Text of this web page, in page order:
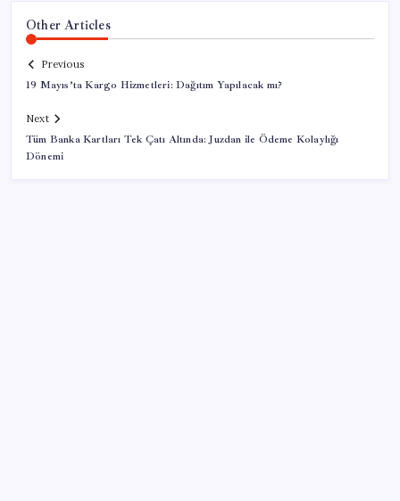
Other Articles
Previous
19 Mayıs’ta Kargo Hizmetleri: Dağıtım Yapılacak mı?
Next
Tüm Banka Kartları Tek Çatı Altında: Juzdan ile Ödeme Kolaylığı
Dönemi